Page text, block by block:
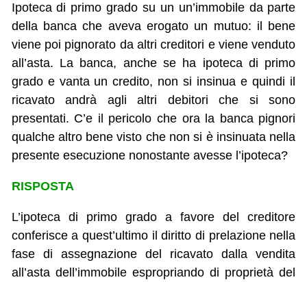
Ipoteca di primo grado su un un’immobile da parte
della banca che aveva erogato un mutuo: il bene
viene poi pignorato da altri creditori e viene venduto
all’asta. La banca, anche se ha ipoteca di primo
grado e vanta un credito, non si insinua e quindi il
ricavato andrà agli altri debitori che si sono
presentati. C’e il pericolo che ora la banca pignori
qualche altro bene visto che non si è insinuata nella
presente esecuzione nonostante avesse l’ipoteca?
RISPOSTA
L’ipoteca di primo grado a favore del creditore
conferisce a quest’ultimo il diritto di prelazione nella
fase di assegnazione del ricavato dalla vendita
all’asta dell’immobile espropriando di proprietà del